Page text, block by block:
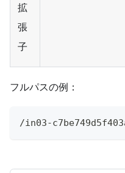
拡
張
子
フルパスの例：
/in03-